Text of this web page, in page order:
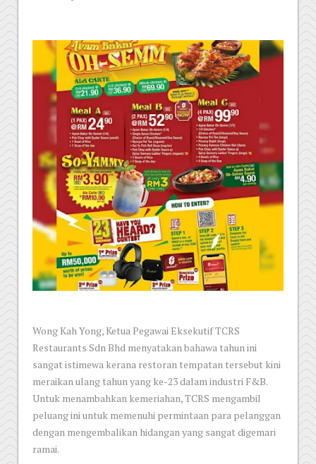
Wong Kah Yong, Ketua Pegawai Eksekutif TCRS
Restaurants Sdn Bhd menyatakan bahawa tahun ini
sangat istimewa kerana restoran tempatan tersebut kini
meraikan ulang tahun yang ke-23 dalam industri F&B.
Untuk menambahkan kemeriahan, TCRS mengambil
peluang ini untuk memenuhi permintaan para pelanggan
dengan mengembalikan hidangan yang sangat digemari
ramai.